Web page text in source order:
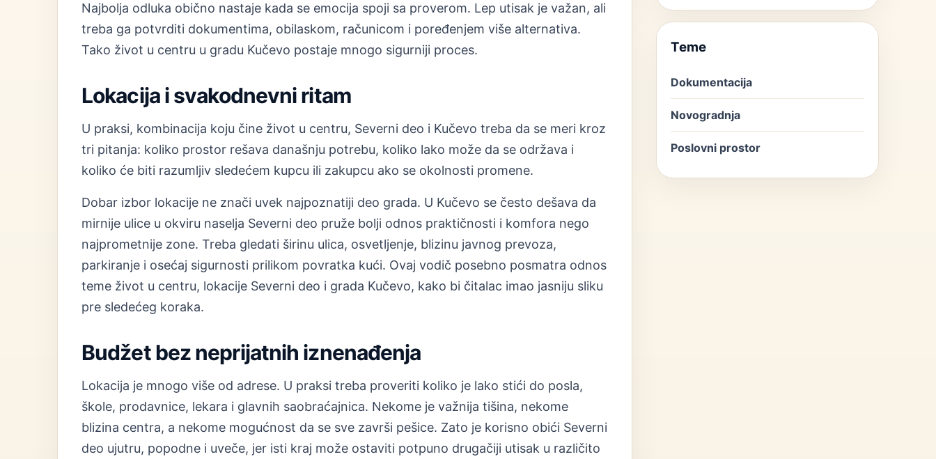
Najbolja odluka obično nastaje kada se emocija spoji sa proverom. Lep utisak je važan, ali
treba ga potvrditi dokumentima, obilaskom, računicom i poređenjem više alternativa.
Tako život u centru u gradu Kučevo postaje mnogo sigurniji proces.
Lokacija i svakodnevni ritam
U praksi, kombinacija koju čine život u centru, Severni deo i Kučevo treba da se meri kroz
tri pitanja: koliko prostor rešava današnju potrebu, koliko lako može da se održava i
koliko će biti razumljiv sledećem kupcu ili zakupcu ako se okolnosti promene.
Dobar izbor lokacije ne znači uvek najpoznatiji deo grada. U Kučevo se često dešava da
mirnije ulice u okviru naselja Severni deo pruže bolji odnos praktičnosti i komfora nego
najprometnije zone. Treba gledati širinu ulica, osvetljenje, blizinu javnog prevoza,
parkiranje i osećaj sigurnosti prilikom povratka kući. Ovaj vodič posebno posmatra odnos
teme život u centru, lokacije Severni deo i grada Kučevo, kako bi čitalac imao jasniju sliku
pre sledećeg koraka.
Budžet bez neprijatnih iznenađenja
Lokacija je mnogo više od adrese. U praksi treba proveriti koliko je lako stići do posla,
škole, prodavnice, lekara i glavnih saobraćajnica. Nekome je važnija tišina, nekome
blizina centra, a nekome mogućnost da se sve završi pešice. Zato je korisno obići Severni
deo ujutru, popodne i uveče, jer isti kraj može ostaviti potpuno drugačiji utisak u različito
Teme
Dokumentacija
Novogradnja
Poslovni prostor